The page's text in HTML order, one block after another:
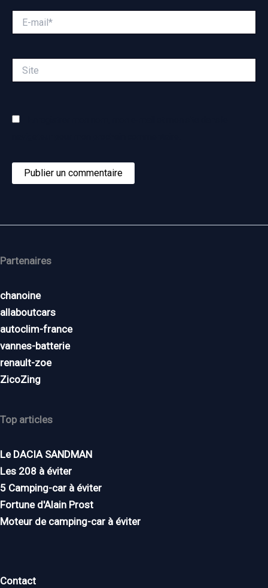
mail*
Partenaires
chanoine
allaboutcars
autoclim-france
vannes-batterie
renault-zoe
ZicoZing
Top articles
Le DACIA SANDMAN
Les 208 à éviter
5 Camping-car à éviter
Fortune d'Alain Prost
Moteur de camping-car à éviter
Contact